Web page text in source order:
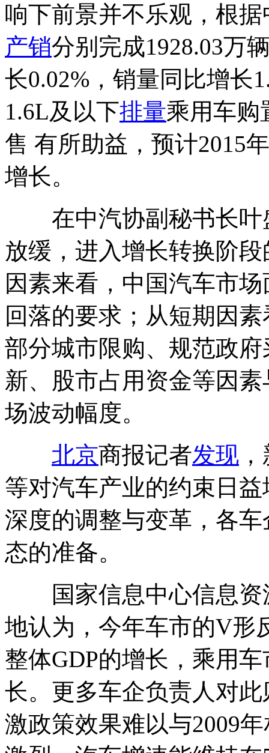
响下前景并不乐观，根
产销分别完成1928.03万
长0.02%，销量同比增长
1.6L及以下排量乘用车购
售 有所助益，预计2015
增长。
在中汽协副秘书长叶
放缓，进入增长转换阶
因素来看，中国汽车市
回落的要求；从短期因
部分城市限购、规范政
新、股市占用资金等因
场波动幅度。
北京商报记者发现
等对汽车产业的约束日
深度的调整与变革，各
态的准备。
国家信息中心信息资
地认为，今年车市的V形
整体GDP的增长，乘用
长。更多车企负责人对
激政策效果难以与2009